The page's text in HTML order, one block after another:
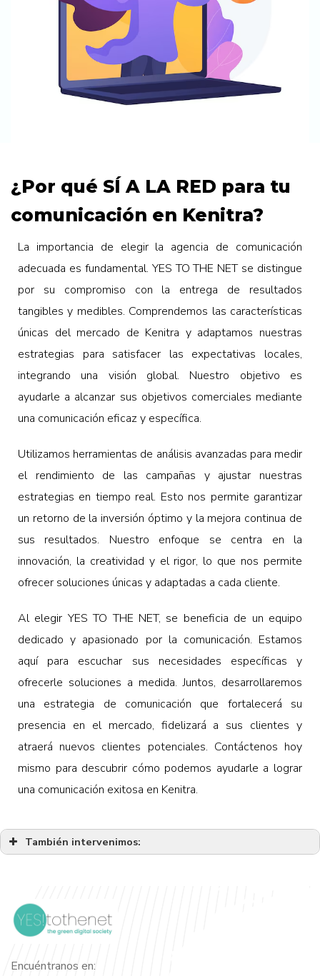
¿Por qué SÍ A LA RED para tu
comunicación en Kenitra?
La importancia de elegir la agencia de comunicación
adecuada es fundamental. YES TO THE NET se distingue
por su compromiso con la entrega de resultados
tangibles y medibles. Comprendemos las características
únicas del mercado de Kenitra y adaptamos nuestras
estrategias para satisfacer las expectativas locales,
integrando una visión global. Nuestro objetivo es
ayudarle a alcanzar sus objetivos comerciales mediante
una comunicación eficaz y específica.
Utilizamos herramientas de análisis avanzadas para medir
el rendimiento de las campañas y ajustar nuestras
estrategias en tiempo real. Esto nos permite garantizar
un retorno de la inversión óptimo y la mejora continua de
sus resultados. Nuestro enfoque se centra en la
innovación, la creatividad y el rigor, lo que nos permite
ofrecer soluciones únicas y adaptadas a cada cliente.
Al elegir YES TO THE NET, se beneficia de un equipo
dedicado y apasionado por la comunicación. Estamos
aquí para escuchar sus necesidades específicas y
ofrecerle soluciones a medida. Juntos, desarrollaremos
una estrategia de comunicación que fortalecerá su
presencia en el mercado, fidelizará a sus clientes y
atraerá nuevos clientes potenciales. Contáctenos hoy
mismo para descubrir cómo podemos ayudarle a lograr
una comunicación exitosa en Kenitra.
También intervenimos:
Agencia de comunicaciones Beni Mellal
Agencia de comunicaciones de Casablanca
Agencia de Comunicación de El Aaiún
Encuéntranos en: